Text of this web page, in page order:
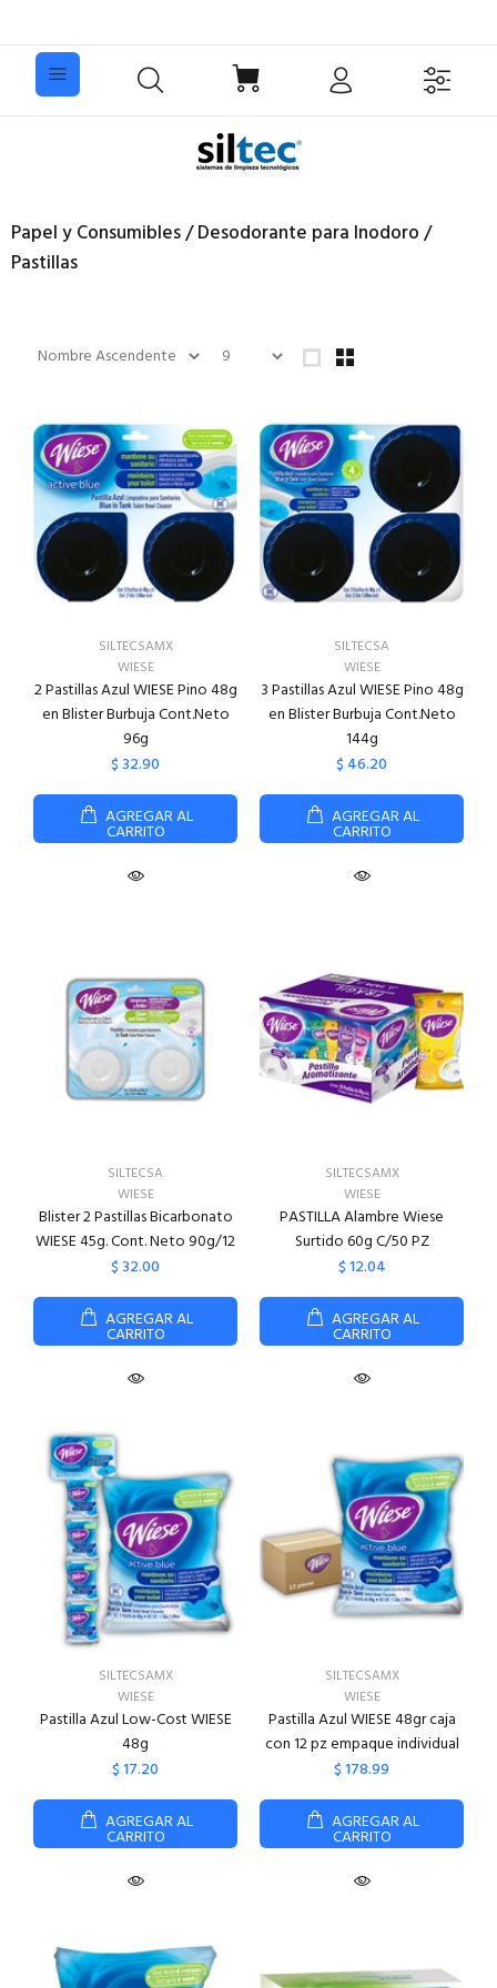
Papel y Consumibles / Desodorante para Inodoro /
Pastillas
SILTECSAMX
WIESE
2 Pastillas Azul WIESE Pino 48g
en Blister Burbuja Cont.Neto
96g
$ 32.90
AGREGAR AL
CARRITO
SILTECSA
WIESE
3 Pastillas Azul WIESE Pino 48g
en Blister Burbuja Cont.Neto
144g
$ 46.20
AGREGAR AL
CARRITO
SILTECSA
WIESE
Blister 2 Pastillas Bicarbonato
WIESE 45g. Cont. Neto 90g/12
$ 32.00
AGREGAR AL
CARRITO
SILTECSAMX
WIESE
PASTILLA Alambre Wiese
Surtido 60g C/50 PZ
$ 12.04
AGREGAR AL
CARRITO
SILTECSAMX
WIESE
Pastilla Azul Low-Cost WIESE
48g
$ 17.20
AGREGAR AL
CARRITO
SILTECSAMX
WIESE
Pastilla Azul WIESE 48gr caja
con 12 pz empaque individual
$ 178.99
AGREGAR AL
CARRITO